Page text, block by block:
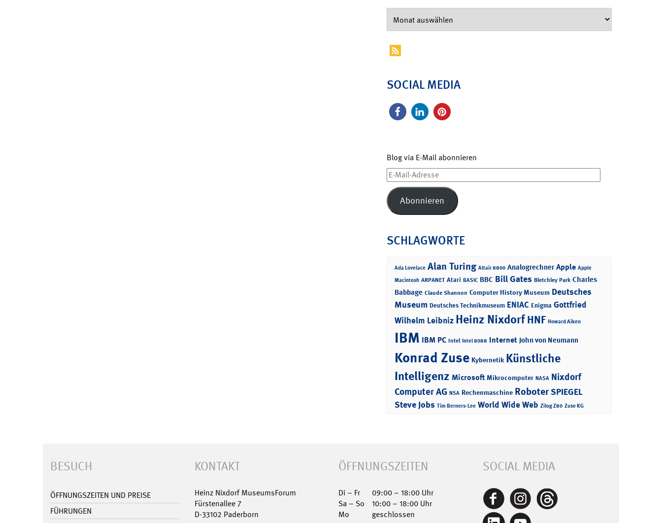
SOCIAL MEDIA
Blog via E-Mail abonnieren
E-
Mail-
Adresse
Abonnieren
SCHLAGWORTE
Ada Lovelace Alan Turing Altair 8800 Analogrechner Apple Apple
Macintosh ARPANET Atari BASIC BBC Bill Gates Bletchley Park Charles
Babbage Claude Shannon Computer History Museum Deutsches
Museum Deutsches Technikmuseum ENIAC Enigma Gottfried
Wilhelm Leibniz Heinz NixdorfHNF Howard Aiken
IBM IBM PC Intel Intel 8088 Internet John von Neumann
Konrad Zuse Kybernetik Künstliche
Intelligenz Microsoft Mikrocomputer NASA Nixdorf
Computer AG NSA Rechenmaschine RoboterSPIEGEL
Steve Jobs Tim Berners-Lee World Wide Web Zilog Z80 Zuse KG
BESUCH
ÖFFNUNGSZEITEN UND PREISE
FÜHRUNGEN
KONTAKT
Heinz Nixdorf MuseumsForum
Fürstenallee 7
D-33102 Paderborn
ÖFFNUNGSZEITEN
Di – Fr
09:00 – 18:00 Uhr
Sa – So
10:00 – 18:00 Uhr
Mo
geschlossen
SOCIAL MEDIA